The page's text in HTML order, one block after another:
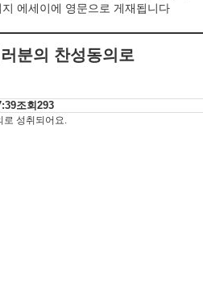
에세이에 영문으로 게재됩니다
분의 찬성동의로
조회 293
성취되어요.